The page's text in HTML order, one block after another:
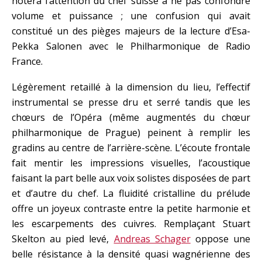
volume et puissance ; une confusion qui avait
constitué un des pièges majeurs de la lecture d’Esa-
Pekka Salonen avec le Philharmonique de Radio
France.
Légèrement retaillé à la dimension du lieu, l’effectif
instrumental se presse dru et serré tandis que les
chœurs de l’Opéra (même augmentés du chœur
philharmonique de Prague) peinent à remplir les
gradins au centre de l’arrière-scène. L’écoute frontale
fait mentir les impressions visuelles, l’acoustique
faisant la part belle aux voix solistes disposées de part
et d’autre du chef. La fluidité cristalline du prélude
offre un joyeux contraste entre la petite harmonie et
les escarpements des cuivres. Remplaçant Stuart
Skelton au pied levé, Andreas Schageroppose une
belle résistance à la densité quasi wagnérienne des